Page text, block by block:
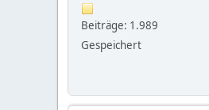
Beiträge: 1.989
Gespeichert